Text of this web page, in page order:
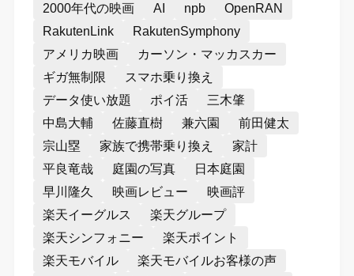
2000年代の映画 AI npb
OpenRAN
RakutenLink
RakutenSymphony
アメリカ映画
カーソン・マッカスカー
ギガ無制限
スマホ乗り換え
データ使い放題
ポイ活
三木肇
中島大輔
佐藤直樹 兼六園
前田健太
宗山塁
家族で携帯乗り換え
家計
平良竜哉
庭園の写真
日本庭園
早川隆久
映画レビュー
映画評
楽天イーグルス
楽天グループ
楽天シンフォニー
楽天ポイント
楽天モバイル
楽天モバイルお客様の声